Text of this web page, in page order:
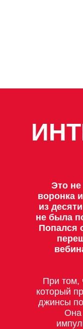
Это
воронка
из
не была
Попался
При том,
который
джинсы
Она